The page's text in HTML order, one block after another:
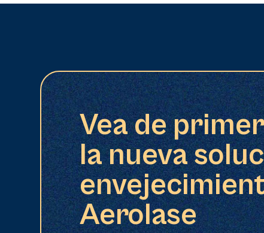
Vea de
la nueva
Aerolase